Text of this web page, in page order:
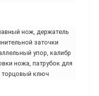
нож, держатель
заточки
упор, калибр
ножа, патрубок для
торцовый ключ